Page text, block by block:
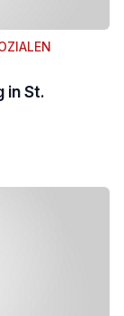
in St.